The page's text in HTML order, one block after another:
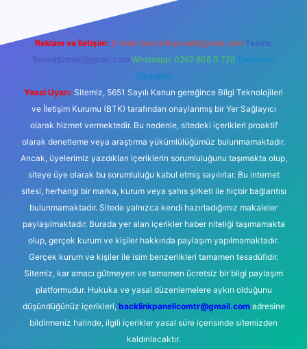
Reklam ve İletişim: E-mail: backlinkpaneli@gmail.com Teams:
forumhizmeti@gmail.com Whatsapp: 0262 606 0 726 Telegram:
@karabul
Yasal Uyarı: Sitemiz, 5651 Sayılı Kanun gereğince Bilgi Teknolojileri
ve İletişim Kurumu (BTK) tarafından onaylanmış bir Yer Sağlayıcı
olarak hizmet vermektedir. Bu nedenle, sitedeki içerikleri proaktif
olarak denetleme veya araştırma yükümlülüğümüz bulunmamaktadır.
Ancak, üyelerimiz yazdıkları içeriklerin sorumluluğunu taşımakta olup,
siteye üye olarak bu sorumluluğu kabul etmiş sayılırlar. Bu internet
sitesi, herhangi bir marka, kurum veya şahıs şirketi ile hiçbir bağlantısı
bulunmamaktadır. Sitede yalnızca kendi hazırladığımız makaleler
paylaşılmaktadır. Burada yer alan içerikler haber niteliği taşımamakta
olup, gerçek kurum ve kişiler hakkında paylaşım yapılmamaktadır.
Gerçek kurum ve kişiler ile isim benzerlikleri tamamen tesadüfidir.
Sitemiz, kar amacı gütmeyen ve tamamen ücretsiz bir bilgi paylaşım
platformudur. Hukuka ve yasal düzenlemelere aykırı olduğunu
düşündüğünüz içerikleri, backlinkpanelicomtr@gmail.comadresine
bildirmeniz halinde, ilgili içerikler yasal süre içerisinde sitemizden
kaldırılacaktır.